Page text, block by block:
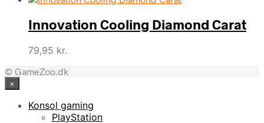
Innovation Cooling Diamond Carat
79,95 kr.
© GameZoo.dk
×
Konsol gaming
PlayStation